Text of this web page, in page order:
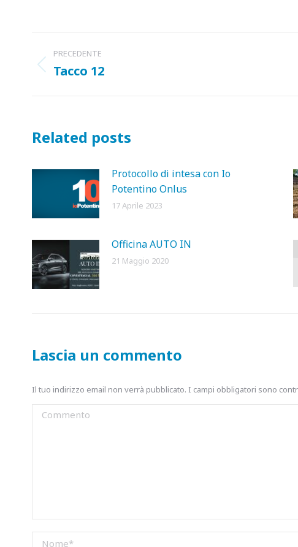
Naviga
tra
post
PRECEDENTE
Post
Tacco 12
Related posts
Protocollo di intesa con Io
Potentino Onlus
17 Aprile 2023
Officina AUTO IN
21 Maggio 2020
Lascia un commento
Il tuo indirizzo email non verrà pubblicato. I campi obbligatori sono
Commento
Nome *